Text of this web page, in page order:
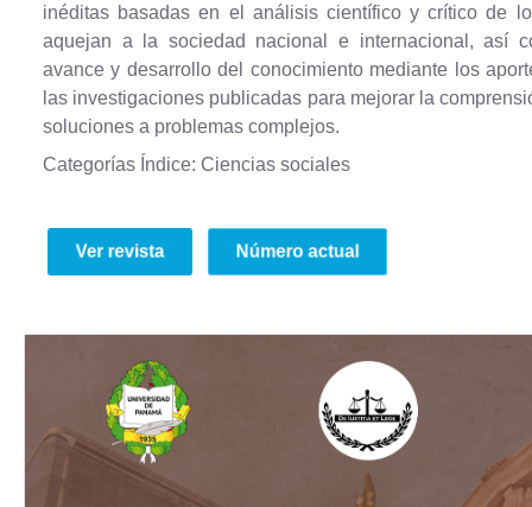
inéditas basadas en el análisis científico y crítico de
aquejan a la sociedad nacional e internacional, así
avance y desarrollo del conocimiento mediante los
las investigaciones publicadas para mejorar la
soluciones a problemas complejos.
Categorías Índice: Ciencias sociales
Ver revista Número actual